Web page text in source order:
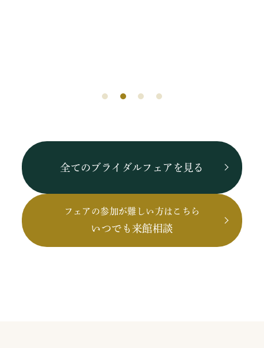
全てのブライダルフェアを見る
フェアの参加が難しい方はこちら
いつでも来館相談